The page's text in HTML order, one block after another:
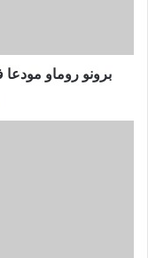
احترافية..
وممتنبرونو روماو